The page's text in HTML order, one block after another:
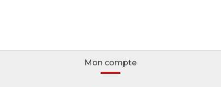
Mon compte